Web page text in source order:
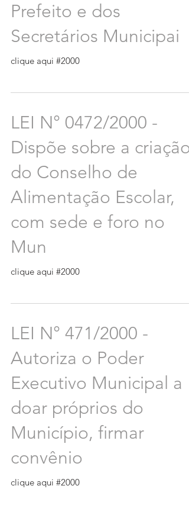
Prefeito e dos
Secretários Municipai
clique aqui #2000
LEI N° 0472/2000 -
Dispõe sobre a criação
do Conselho de
Alimentação Escolar,
com sede e foro no
Mun
clique aqui #2000
LEI N° 471/2000 -
Autoriza o Poder
Executivo Municipal a
doar próprios do
Município, firmar
convênio
clique aqui #2000